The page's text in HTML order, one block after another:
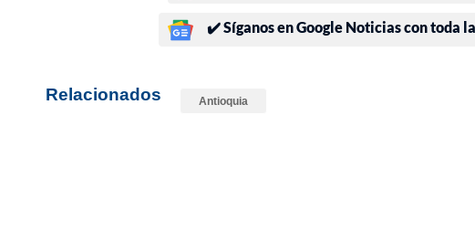
✔️ Síganos en Google Noticias con toda
Relacionados Antioquia